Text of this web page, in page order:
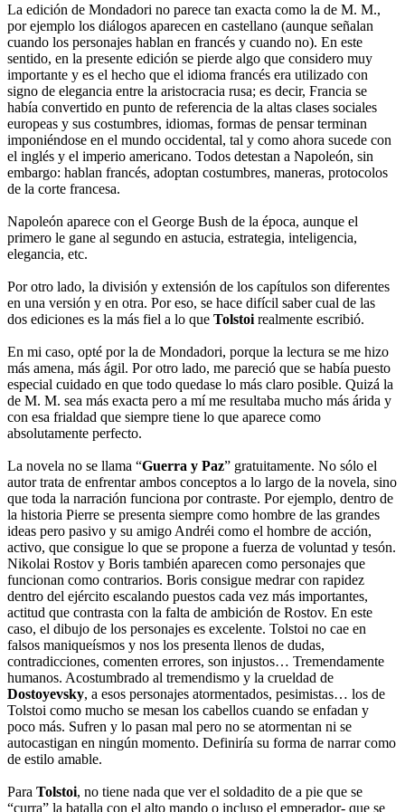
La edición de Mondadori no parece tan exacta como la de M. M.,
por ejemplo los diálogos aparecen en castellano (aunque señalan
cuando los personajes hablan en francés y cuando no). En este
sentido, en la presente edición se pierde algo que considero muy
importante y es el hecho que el idioma francés era utilizado con
signo de elegancia entre la aristocracia rusa; es decir, Francia se
había convertido en punto de referencia de la altas clases sociales
europeas y sus costumbres, idiomas, formas de pensar terminan
imponiéndose en el mundo occidental, tal y como ahora sucede con
el inglés y el imperio americano. Todos detestan a Napoleón, sin
embargo: hablan francés, adoptan costumbres, maneras, protocolos
de la corte francesa.
Napoleón aparece con el George Bush de la época, aunque el
primero le gane al segundo en astucia, estrategia, inteligencia,
elegancia, etc.
Por otro lado, la división y extensión de los capítulos son diferentes
en una versión y en otra. Por eso, se hace difícil saber cual de las
dos ediciones es la más fiel a lo que Tolstoi realmente escribió.
En mi caso, opté por la de Mondadori, porque la lectura se me hizo
más amena, más ágil. Por otro lado, me pareció que se había puesto
especial cuidado en que todo quedase lo más claro posible. Quizá la
de M. M. sea más exacta pero a mí me resultaba mucho más árida y
con esa frialdad que siempre tiene lo que aparece como
absolutamente perfecto.
La novela no se llama “Guerra y Paz” gratuitamente. No sólo el
autor trata de enfrentar ambos conceptos a lo largo de la novela, sino
que toda la narración funciona por contraste. Por ejemplo, dentro de
la historia Pierre se presenta siempre como hombre de las grandes
ideas pero pasivo y su amigo Andréi como el hombre de acción,
activo, que consigue lo que se propone a fuerza de voluntad y tesón.
Nikolai Rostov y Boris también aparecen como personajes que
funcionan como contrarios. Boris consigue medrar con rapidez
dentro del ejército escalando puestos cada vez más importantes,
actitud que contrasta con la falta de ambición de Rostov. En este
caso, el dibujo de los personajes es excelente. Tolstoi no cae en
falsos maniqueísmos y nos los presenta llenos de dudas,
contradicciones, comenten errores, son injustos… Tremendamente
humanos. Acostumbrado al tremendismo y la crueldad de
Dostoyevsky, a esos personajes atormentados, pesimistas… los de
Tolstoi como mucho se mesan los cabellos cuando se enfadan y
poco más. Sufren y lo pasan mal pero no se atormentan ni se
autocastigan en ningún momento. Definiría su forma de narrar como
de estilo amable.
Para Tolstoi, no tiene nada que ver el soldadito de a pie que se
“curra” la batalla con el alto mando o incluso el emperador- que se